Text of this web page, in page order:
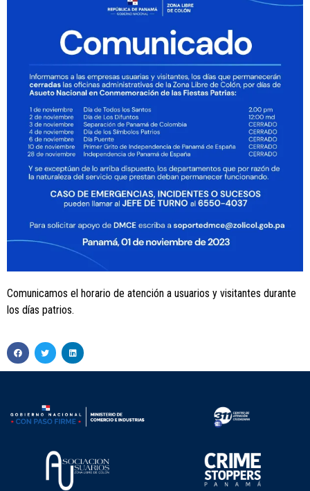
Comunicamos el horario de atención a usuarios y visitantes durante
los días patrios.